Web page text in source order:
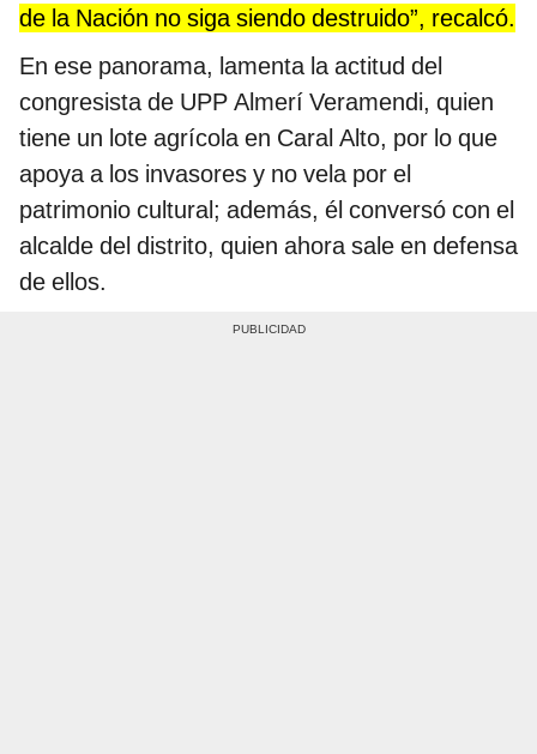
de la Nación no siga siendo destruido”, recalcó.
En ese panorama, lamenta la actitud del
congresista de UPP Almerí Veramendi, quien
tiene un lote agrícola en Caral Alto, por lo que
apoya a los invasores y no vela por el
patrimonio cultural; además, él conversó con el
alcalde del distrito, quien ahora sale en defensa
de ellos.